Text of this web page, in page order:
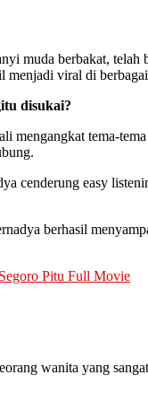
muda berbakat,
menjadi viral di
disukai?
mengangkat tema-
cenderung easy
berhasil
Pitu Full Movie
wanita yang